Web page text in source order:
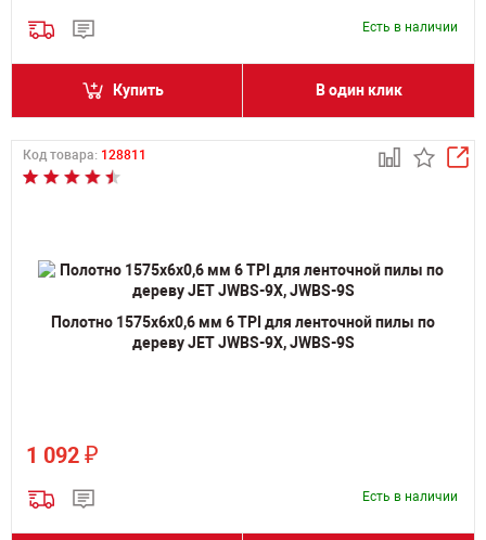
Есть в наличии
Купить В один клик
Код товара: 128811
Полотно 1575х6х0,6 мм 6 TPI для ленточной пилы по
дереву JET JWBS-9X, JWBS-9S
1 092 ₽
Есть в наличии